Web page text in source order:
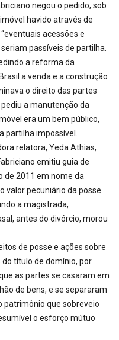
negou o pedido, sob
havido através de
acessões e
passíveis de partilha.
a reforma da
a venda e a construção
o direito das partes
a manutenção da
era um bem público,
partilha impossível.
relatora, Yeda Athias,
emitiu guia de
de 2011 em nome da
valor pecuniário da posse
a magistrada,
antes do divórcio, morou
de posse e ações sobre
título de domínio, por
as partes se casaram em
de bens, e se separaram
patrimônio que sobreveio
o esforço mútuo